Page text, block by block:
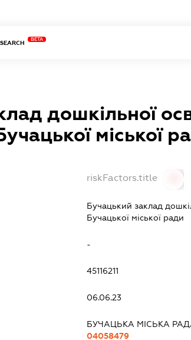
BETA
дошкільної
міської
riskFactors.title
Бучацький заклад
Бучацької міської ради
-
45116211
06.06.23
БУЧАЦЬКА МІСЬКА
04058479